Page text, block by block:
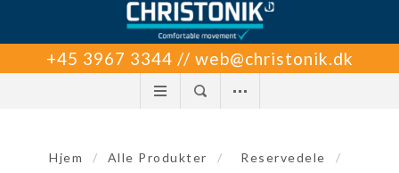
+45 3967 3344 // web@christonik.dk
Hjem / Alle Produkter / Reservedele /